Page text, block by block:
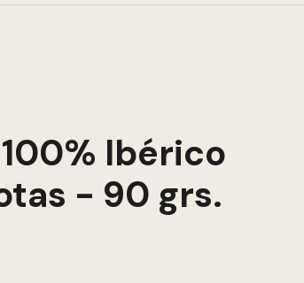
Ibérico
- 90 grs.